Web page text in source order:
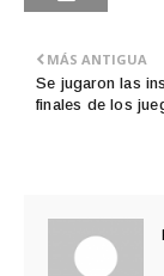
MÁS ANTIGUA
Se jugaron las
finales de los